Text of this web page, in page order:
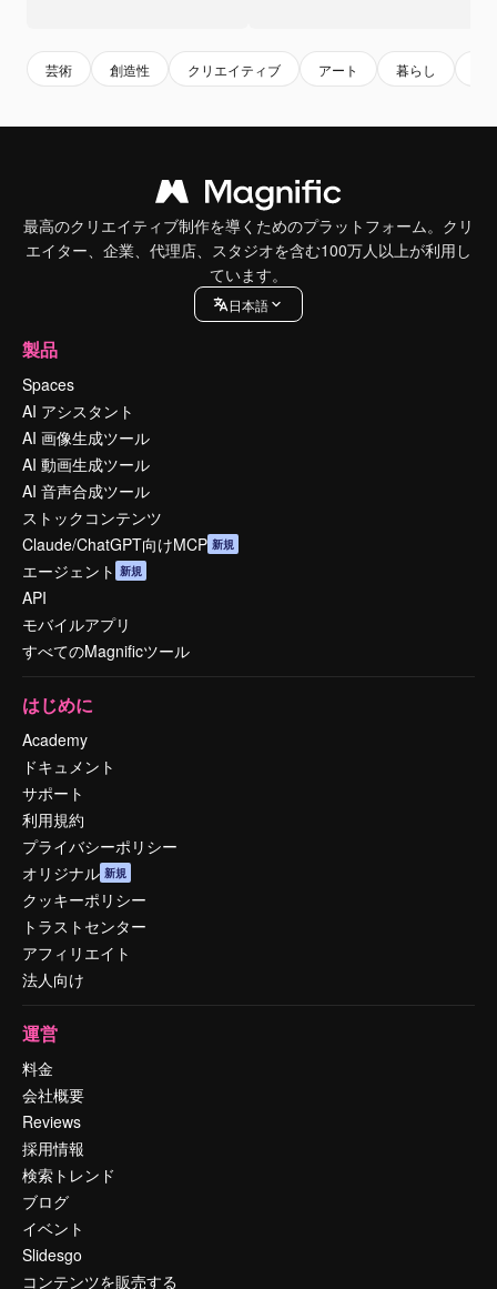
芸術 創造性 クリエイティブ アート 暮らし
最高のクリエイティブ制作を導くためのプラットフォーム。クリ
エイター、企業、代理店、スタジオを含む100万人以上が利用し
ています。
日本語
製品
Spaces
AI アシスタント
AI 画像生成ツール
AI 動画生成ツール
AI 音声合成ツール
ストックコンテンツ
Claude/ChatGPT向けMCP 新規
エージェント 新規
API
モバイルアプリ
すべてのMagnificツール
はじめに
Academy
ドキュメント
サポート
利用規約
プライバシーポリシー
オリジナル 新規
クッキーポリシー
トラストセンター
アフィリエイト
法人向け
運営
料金
会社概要
Reviews
採用情報
検索トレンド
ブログ
イベント
Slidesgo
コンテンツを販売する